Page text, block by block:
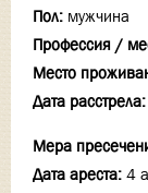
Пол: мужчина
Профессия /
Место
Дата расстрела:
Мера
Дата ареста: 4